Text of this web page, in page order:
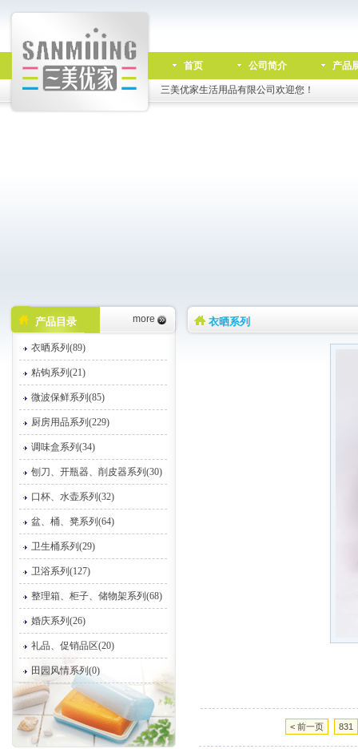
首页 公司简介 产品
三美优家生活用品有限公司欢迎您！
产品目录 more
衣晒系列(89)
粘钩系列(21)
微波保鲜系列(85)
厨房用品系列(229)
调味盒系列(34)
刨刀、开瓶器、削皮器系列(30)
口杯、水壶系列(32)
盆、桶、凳系列(64)
卫生桶系列(29)
卫浴系列(127)
整理箱、柜子、储物架系列(68)
婚庆系列(26)
礼品、促销品区(20)
田园风情系列(0)
衣晒系列
< 前一页 831